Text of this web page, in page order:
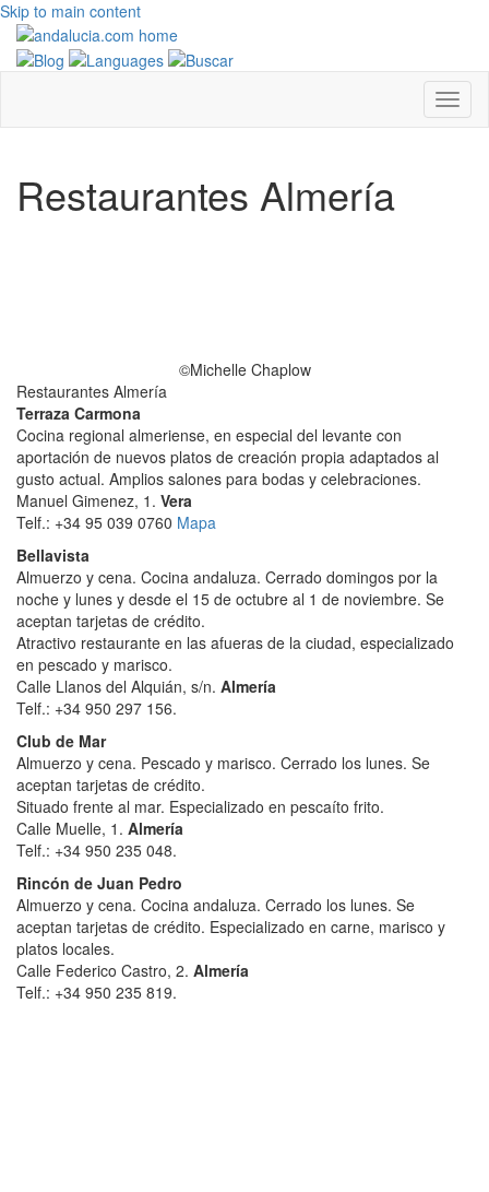
Skip to main content
Restaurantes Almería
©Michelle Chaplow
Restaurantes Almería
Terraza Carmona
Cocina regional almeriense, en especial del levante con
aportación de nuevos platos de creación propia adaptados al
gusto actual. Amplios salones para bodas y celebraciones.
Manuel Gimenez, 1. Vera
Telf.: +34 95 039 0760 Mapa
Bellavista
Almuerzo y cena. Cocina andaluza. Cerrado domingos por la
noche y lunes y desde el 15 de octubre al 1 de noviembre. Se
aceptan tarjetas de crédito.
Atractivo restaurante en las afueras de la ciudad, especializado
en pescado y marisco.
Calle Llanos del Alquián, s/n. Almería
Telf.: +34 950 297 156.
Club de Mar
Almuerzo y cena. Pescado y marisco. Cerrado los lunes. Se
aceptan tarjetas de crédito.
Situado frente al mar. Especializado en pescaíto frito.
Calle Muelle, 1. Almería
Telf.: +34 950 235 048.
Rincón de Juan Pedro
Almuerzo y cena. Cocina andaluza. Cerrado los lunes. Se
aceptan tarjetas de crédito. Especializado en carne, marisco y
platos locales.
Calle Federico Castro, 2. Almería
Telf.: +34 950 235 819.